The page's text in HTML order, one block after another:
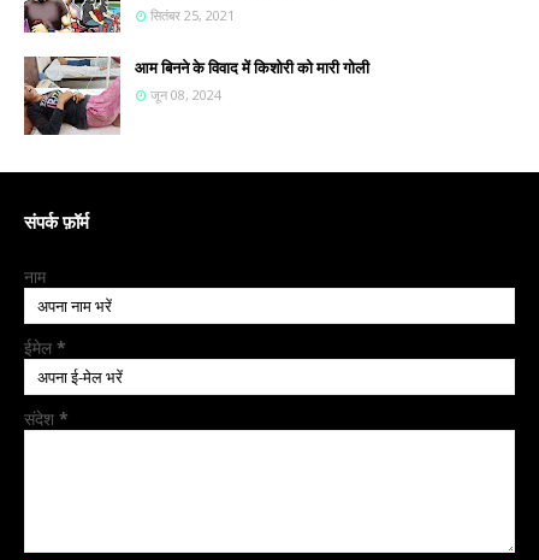
सितंबर 25, 2021
आम बिनने के विवाद में किशोरी को मारी गोली
जून 08, 2024
संपर्क फ़ॉर्म
नाम
ईमेल *
संदेश *